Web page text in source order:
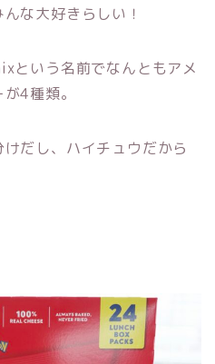
な大好きらしい！
という名前でなんともアメ
4種類。
だし、ハイチュウだから